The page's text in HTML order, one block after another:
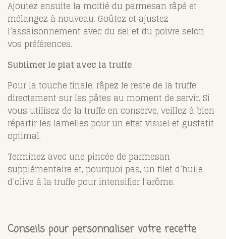
Ajoutez ensuite la moitié du parmesan râpé et
mélangez à nouveau. Goûtez et ajustez
l’assaisonnement avec du sel et du poivre selon
vos préférences.
Sublimer le plat avec la truffe
Pour la touche finale, râpez le reste de la truffe
directement sur les pâtes au moment de servir. Si
vous utilisez de la truffe en conserve, veillez à bien
répartir les lamelles pour un effet visuel et gustatif
optimal.
Terminez avec une pincée de parmesan
supplémentaire et, pourquoi pas, un filet d’huile
d’olive à la truffe pour intensifier l’arôme.
Conseils pour personnaliser votre recette